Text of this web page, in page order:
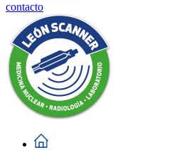
contacto